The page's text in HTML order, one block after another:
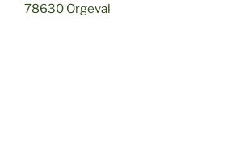
78630 Orgeval